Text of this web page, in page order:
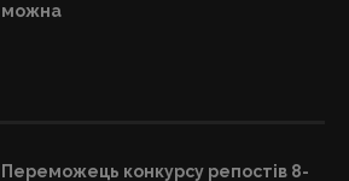
можна
Переможець конкурсу репостів 8-